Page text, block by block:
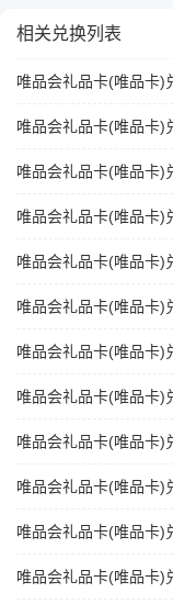
相关兑换列表
唯品会礼品卡(唯品卡)
唯品会礼品卡(唯品卡)
唯品会礼品卡(唯品卡)
唯品会礼品卡(唯品卡)
唯品会礼品卡(唯品卡)
唯品会礼品卡(唯品卡)
唯品会礼品卡(唯品卡)
唯品会礼品卡(唯品卡)
唯品会礼品卡(唯品卡)
唯品会礼品卡(唯品卡)
唯品会礼品卡(唯品卡)
唯品会礼品卡(唯品卡)